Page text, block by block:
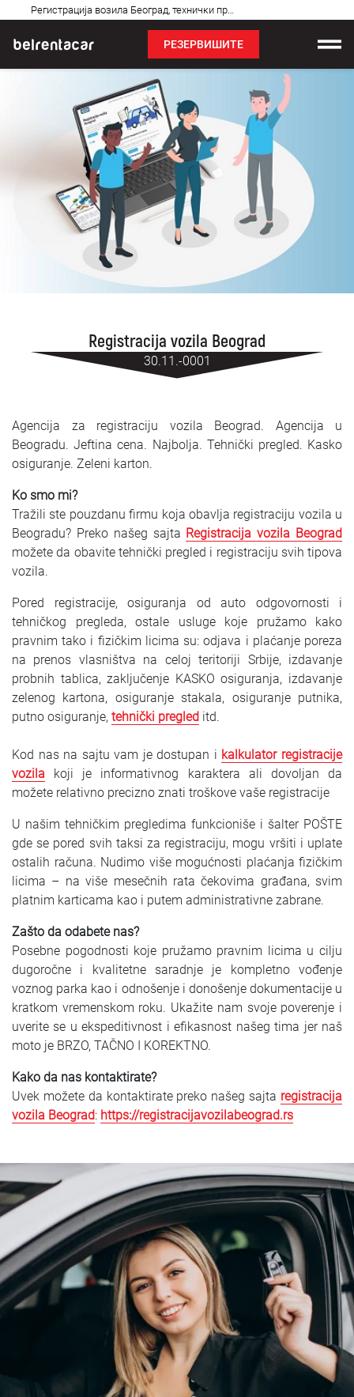
Регистрација возила Београд, технички преглед, агенција
питања
РЕЗЕРВИШИТЕ
Изнајмљивање возила
О нама
Најчешћа питања
ENGLISH
Registracija vozila Beograd
30.11.-0001
Agencija za registraciju vozila Beograd. Agencija u
Beogradu. Jeftina cena. Najbolja. Tehnički pregled. Kasko
osiguranje. Zeleni karton.
Ko smo mi?
Tražili ste pouzdanu firmu koja obavlja registraciju vozila u
Beogradu? Preko našeg sajta Registracija vozila Beograd
možete da obavite tehnički pregled i registraciju svih tipova
vozila.
Pored registracije, osiguranja od auto odgovornosti i
tehničkog pregleda, ostale usluge koje pružamo kako
pravnim tako i fizičkim licima su: odjava i plaćanje poreza
na prenos vlasništva na celoj teritoriji Srbije, izdavanje
probnih tablica, zaključenje KASKO osiguranja, izdavanje
zelenog kartona, osiguranje stakala, osiguranje putnika,
putno osiguranje, tehnički pregled itd.
Kod nas na sajtu vam je dostupan i kalkulator registracije
vozila koji je informativnog karaktera ali dovoljan da
možete relativno precizno znati troškove vaše registracije
U našim tehničkim pregledima funkcioniše i šalter POŠTE
gde se pored svih taksi za registraciju, mogu vršiti i uplate
ostalih računa. Nudimo više mogućnosti plaćanja fizičkim
licima – na više mesečnih rata čekovima građana, svim
platnim karticama kao i putem administrativne zabrane.
Zašto da odabete nas?
Posebne pogodnosti koje pružamo pravnim licima u cilju
dugoročne i kvalitetne saradnje je kompletno vođenje
voznog parka kao i odnošenje i donošenje dokumentacije u
kratkom vremenskom roku. Ukažite nam svoje poverenje i
uverite se u ekspeditivnost i efikasnost našeg tima jer naš
moto je BRZO, TAČNO I KOREKTNO.
Kako da nas kontaktirate?
Uvek možete da kontaktirate preko našeg sajta registracija
vozila Beograd: https://registracijavozilabeograd.rs